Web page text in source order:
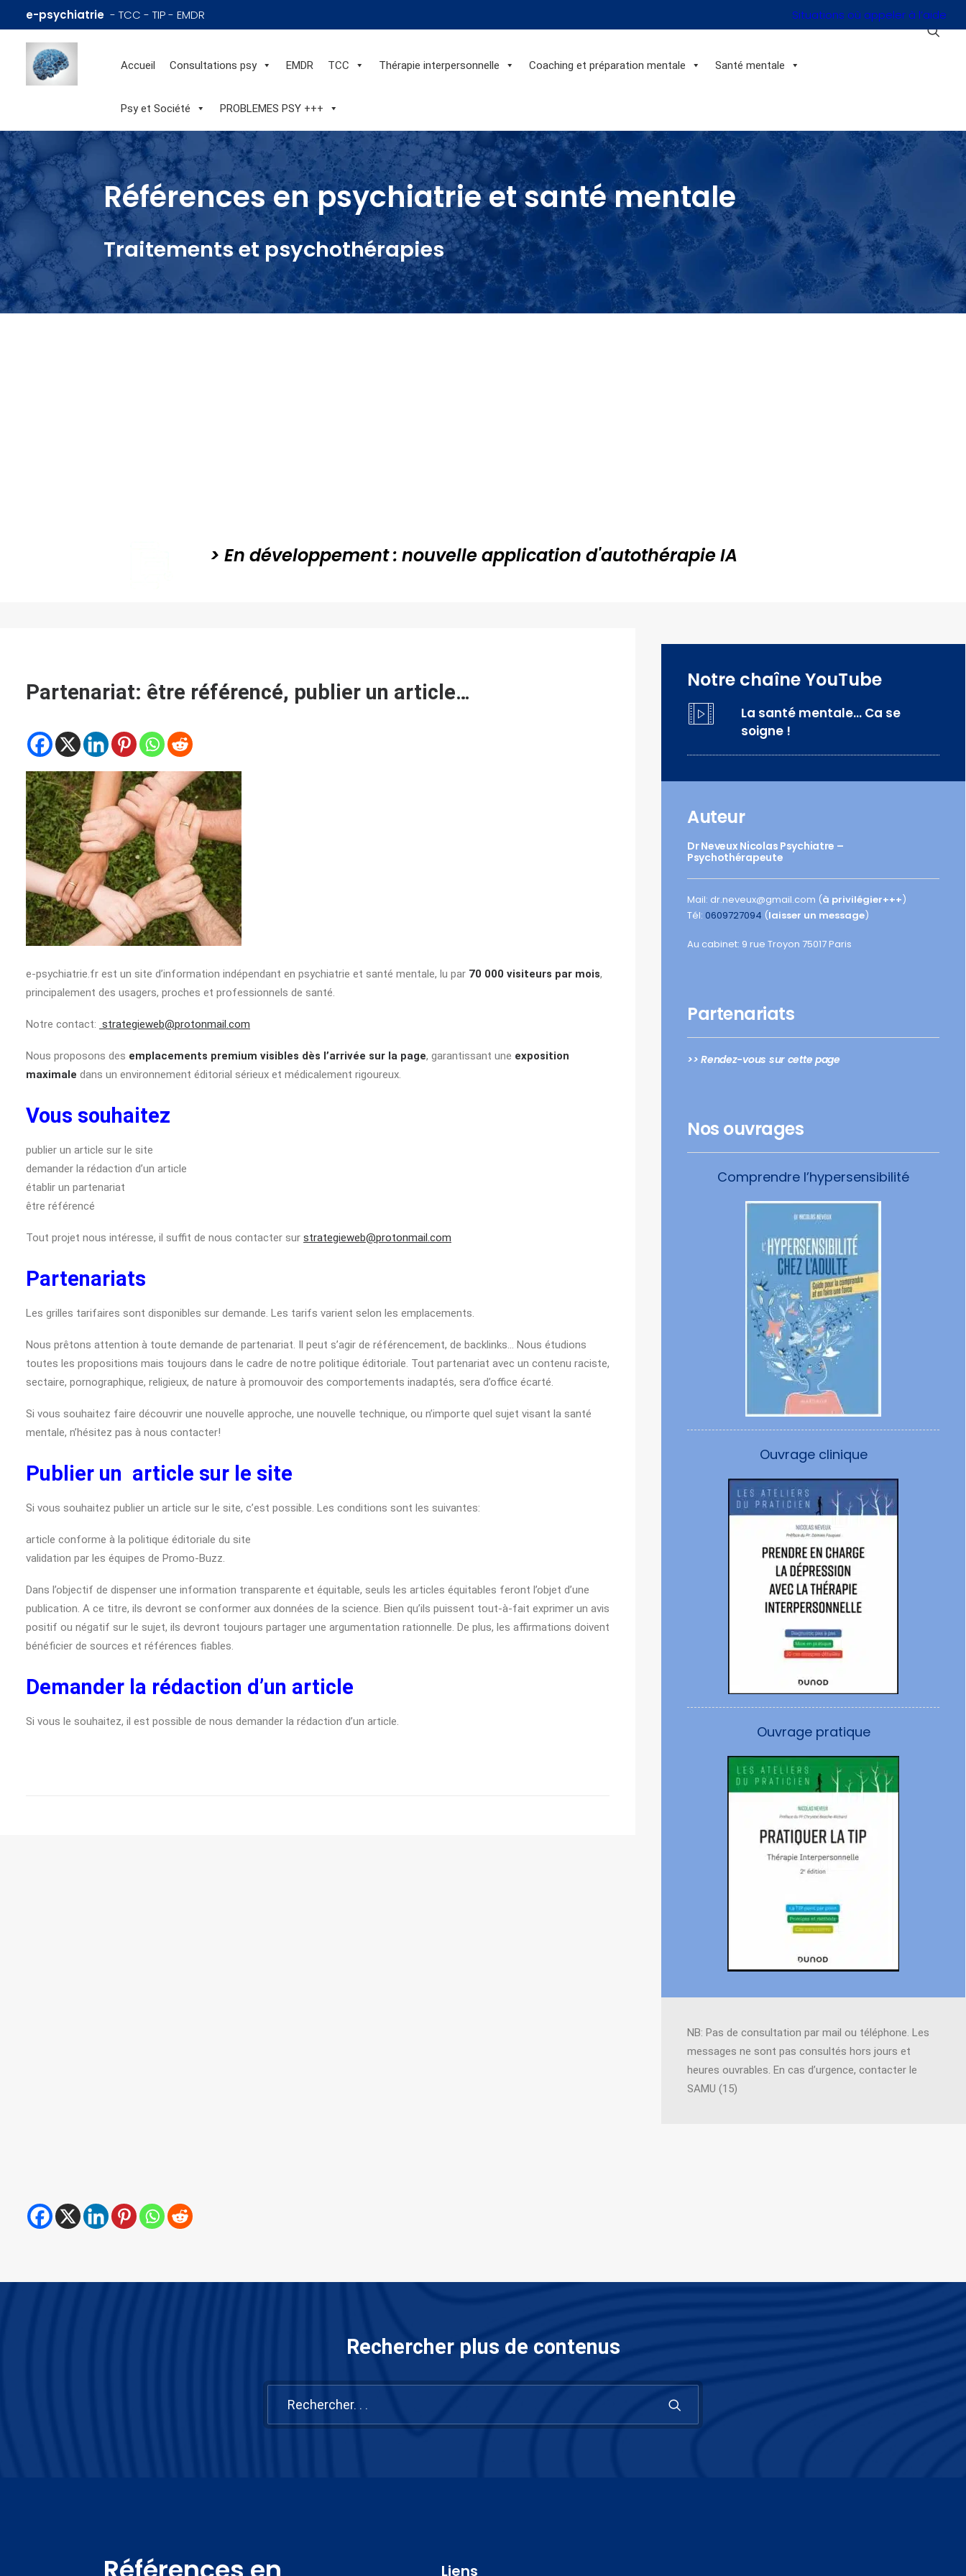
e-psychiatrie - TCC - TIP - EMDR Situations où appeler à l’aide
Accueil Consultations psy EMDR TCC Thérapie interpersonnelle Coaching et préparation mentale Santé mentale
Psy et Société PROBLEMES PSY +++
Références en psychiatrie et santé mentale
Traitements et psychothérapies
> En développement : nouvelle application d'autothérapie IA
Partenariat: être référencé, publier un article…
e-psychiatrie.fr est un site d’information indépendant en psychiatrie et santé mentale, lu par 70 000 visiteurs par mois,
principalement des usagers, proches et professionnels de santé.
Notre contact: strategieweb@protonmail.com
Nous proposons des emplacements premium visibles dès l’arrivée sur la page, garantissant une exposition
maximale dans un environnement éditorial sérieux et médicalement rigoureux.
Vous souhaitez
publier un article sur le site
demander la rédaction d’un article
établir un partenariat
être référencé
Tout projet nous intéresse, il suffit de nous contacter sur strategieweb@protonmail.com
Partenariats
Les grilles tarifaires sont disponibles sur demande. Les tarifs varient selon les emplacements.
Nous prêtons attention à toute demande de partenariat. Il peut s’agir de référencement, de backlinks… Nous étudions
toutes les propositions mais toujours dans le cadre de notre politique éditoriale. Tout partenariat avec un contenu raciste,
sectaire, pornographique, religieux, de nature à promouvoir des comportements inadaptés, sera d’office écarté.
Si vous souhaitez faire découvrir une nouvelle approche, une nouvelle technique, ou n’importe quel sujet visant la santé
mentale, n’hésitez pas à nous contacter!
Publier un article sur le site
Si vous souhaitez publier un article sur le site, c’est possible. Les conditions sont les suivantes:
article conforme à la politique éditoriale du site
validation par les équipes de Promo-Buzz.
Dans l’objectif de dispenser une information transparente et équitable, seuls les articles équitables feront l’objet d’une
publication. A ce titre, ils devront se conformer aux données de la science. Bien qu’ils puissent tout-à-fait exprimer un avis
positif ou négatif sur le sujet, ils devront toujours partager une argumentation rationnelle. De plus, les affirmations doivent
bénéficier de sources et références fiables.
Demander la rédaction d’un article
Si vous le souhaitez, il est possible de nous demander la rédaction d’un article.
Notre chaîne YouTube
La santé mentale… Ca se
soigne !
Auteur
Dr Neveux Nicolas Psychiatre –
Psychothérapeute
Mail: dr.neveux@gmail.com (à privilégier+++)
Tél: 0609727094 (laisser un message)
Au cabinet: 9 rue Troyon 75017 Paris
Partenariats
>> Rendez-vous sur cette page
Nos ouvrages
Comprendre l’hypersensibilité
Ouvrage clinique
Ouvrage pratique
NB: Pas de consultation par mail ou téléphone. Les
messages ne sont pas consultés hors jours et
heures ouvrables. En cas d’urgence, contacter le
SAMU (15)
Rechercher plus de contenus
Liens